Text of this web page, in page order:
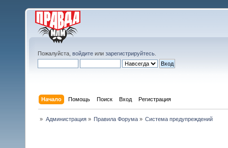
Пожалуйста, войдите или зарегистрируйтесь
Начало Помощь Поиск Вход Регистрация
» Администрация» Правила Форума» Система предупреждений